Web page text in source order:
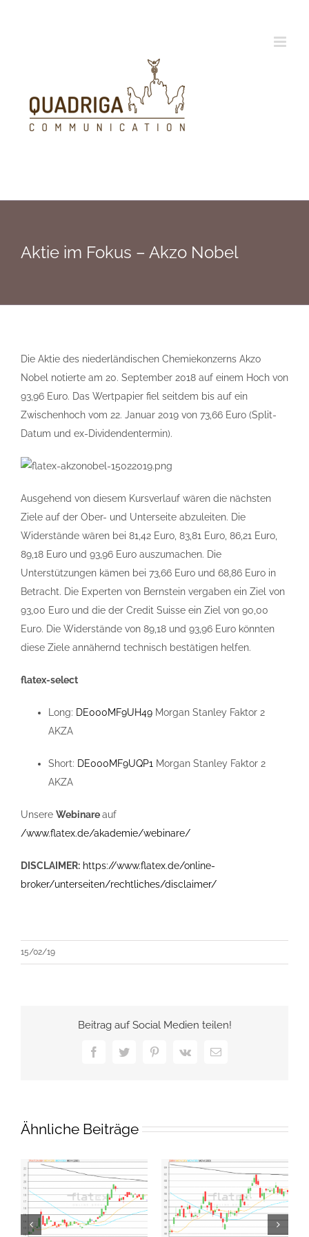
Aktie im Fokus – Akzo Nobel
Die Aktie des niederländischen Chemiekonzerns Akzo
Nobel notierte am 20. September 2018 auf einem Hoch von
93,96 Euro. Das Wertpapier fiel seitdem bis auf ein
Zwischenhoch vom 22. Januar 2019 von 73,66 Euro (Split-
Datum und ex-Dividendentermin).
Ausgehend von diesem Kursverlauf wären die nächsten
Ziele auf der Ober- und Unterseite abzuleiten. Die
Widerstände wären bei 81,42 Euro, 83,81 Euro, 86,21 Euro,
89,18 Euro und 93,96 Euro auszumachen. Die
Unterstützungen kämen bei 73,66 Euro und 68,86 Euro in
Betracht. Die Experten von Bernstein vergaben ein Ziel von
93,00 Euro und die der Credit Suisse ein Ziel von 90,00
Euro. Die Widerstände von 89,18 und 93,96 Euro könnten
diese Ziele annähernd technisch bestätigen helfen.
flatex-select
Long: DE000MF9UH49 Morgan Stanley Faktor 2
AKZA
Short: DE000MF9UQP1 Morgan Stanley Faktor 2
AKZA
Unsere Webinareauf
/www.flatex.de/akademie/webinare/
DISCLAIMER: https://www.flatex.de/online-
broker/unterseiten/rechtliches/disclaimer/
15/02/19
Beitrag auf Social Medien teilen!
FacebookTwitterPinterest
Vk
E-
Ähnliche Beiträge